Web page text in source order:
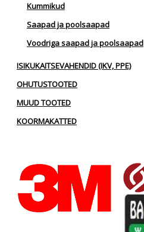
Kummikud
Saapad ja poolsaapad
Voodriga saapad ja poolsaapad
ISIKUKAITSEVAHENDID (IKV, PPE)
OHUTUSTOOTED
MUUD TOOTED
KOORMAKATTED